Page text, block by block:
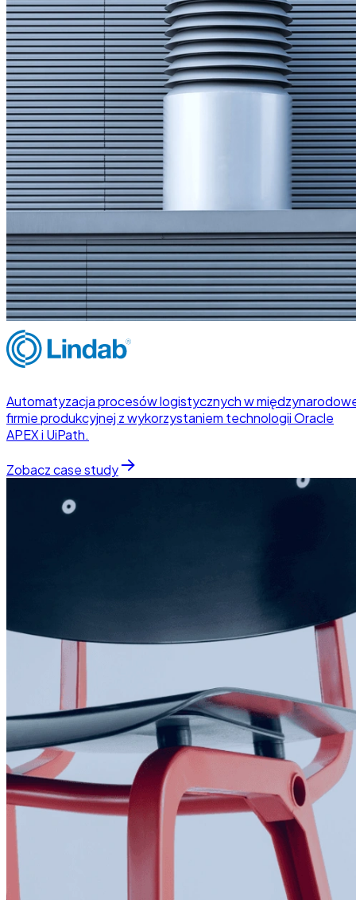
Automatyzacja procesów logistycznych w
firmie produkcyjnej z wykorzystaniem technologii Oracle
APEX i UiPath.
Zobacz case study